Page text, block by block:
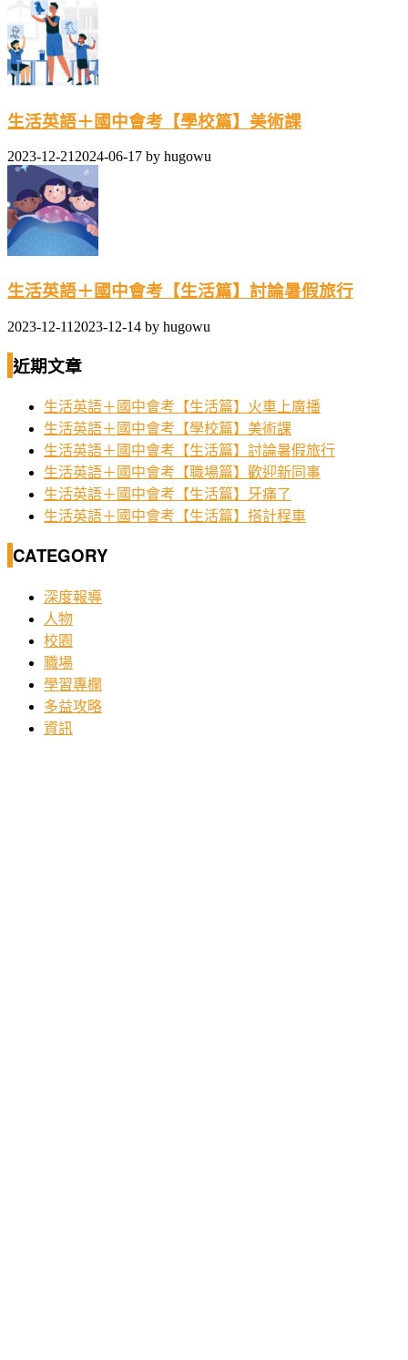
生活英語＋國中會考【學校篇】美術課
2023-12-212024-06-17 by hugowu
生活英語＋國中會考【生活篇】討論暑假旅行
2023-12-11 2023-12-14 by hugowu
近期文章
生活英語＋國中會考【生活篇】火車上廣播
生活英語＋國中會考【學校篇】美術課
生活英語＋國中會考【生活篇】討論暑假旅行
生活英語＋國中會考【職場篇】歡迎新同事
生活英語＋國中會考【生活篇】牙痛了
生活英語＋國中會考【生活篇】搭計程車
CATEGORY
深度報導
人物
校園
職場
學習專欄
多益攻略
資訊